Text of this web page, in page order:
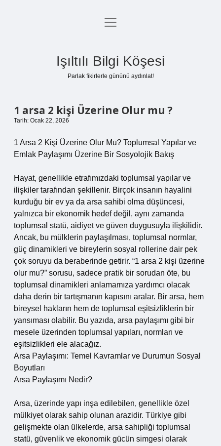
Anasayfa
Yasal Uyarı
menüyü
Işıltılı Bilgi Köşesi
Parlak fikirlerle gününü aydınlat!
1 arsa 2 kişi Üzerine Olur mu ?
Tarih: Ocak 22, 2026
1 Arsa 2 Kişi Üzerine Olur Mu? Toplumsal Yapılar ve
Emlak Paylaşımı Üzerine Bir Sosyolojik Bakış
Hayat, genellikle etrafımızdaki toplumsal yapılar ve
ilişkiler tarafından şekillenir. Birçok insanın hayalini
kurduğu bir ev ya da arsa sahibi olma düşüncesi,
yalnızca bir ekonomik hedef değil, aynı zamanda
toplumsal statü, aidiyet ve güven duygusuyla ilişkilidir.
Ancak, bu mülklerin paylaşılması, toplumsal normlar,
güç dinamikleri ve bireylerin sosyal rollerine dair pek
çok soruyu da beraberinde getirir. “1 arsa 2 kişi üzerine
olur mu?” sorusu, sadece pratik bir sorudan öte, bu
toplumsal dinamikleri anlamamıza yardımcı olacak
daha derin bir tartışmanın kapısını aralar. Bir arsa, hem
bireysel hakların hem de toplumsal eşitsizliklerin bir
yansıması olabilir. Bu yazıda, arsa paylaşımı gibi bir
mesele üzerinden toplumsal yapıları, normları ve
eşitsizlikleri ele alacağız.
Arsa Paylaşımı: Temel Kavramlar ve Durumun Sosyal
Boyutları
Arsa Paylaşımı Nedir?
Arsa, üzerinde yapı inşa edilebilen, genellikle özel
mülkiyet olarak sahip olunan arazidir. Türkiye gibi
gelişmekte olan ülkelerde, arsa sahipliği toplumsal
statü, güvenlik ve ekonomik gücün simgesi olarak